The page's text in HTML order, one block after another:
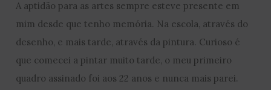
A aptidão para as artes sempre esteve presente em
mim desde que tenho memória. Na escola, através do
desenho, e mais tarde, através da pintura. Curioso é
que comecei a pintar muito tarde, o meu primeiro
quadro assinado foi aos 22 anos e nunca mais parei.